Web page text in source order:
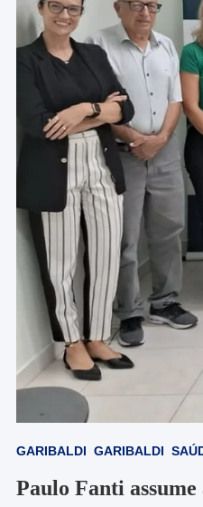
GARIBALDI GARIBALDI
Paulo Fanti